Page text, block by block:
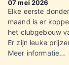
07 mei 2026
Elke eerste
maand is er
het clubgebouw
Er zijn leuke
Meer informatie...